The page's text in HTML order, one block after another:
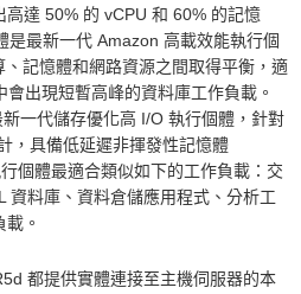
達 50% 的 vCPU 和 60% 的記憶
最新一代 Amazon 高載效能執行個
記憶體和網路資源之間取得平衡，適
出現短暫高峰的資料庫工作負載。
一代儲存優化高 I/O 執行個體，針對
，具備低延遲非揮發性記憶體
個體最適合類似如下的工作負載：交
資料庫、資料倉儲應用程式、分析工
。
都提供實體連接至主機伺服器的本